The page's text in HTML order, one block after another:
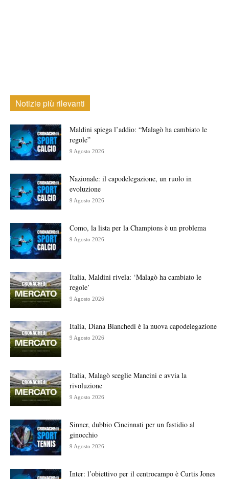
Notizie più rilevanti
Maldini spiega l’addio: “Malagò ha cambiato le
regole”
9 Agosto 2026
Nazionale: il capodelegazione, un ruolo in
evoluzione
9 Agosto 2026
Como, la lista per la Champions è un problema
9 Agosto 2026
Italia, Maldini rivela: ‘Malagò ha cambiato le
regole’
9 Agosto 2026
Italia, Diana Bianchedi è la nuova capodelegazione
9 Agosto 2026
Italia, Malagò sceglie Mancini e avvia la
rivoluzione
9 Agosto 2026
Sinner, dubbio Cincinnati per un fastidio al
ginocchio
9 Agosto 2026
Inter: l’obiettivo per il centrocampo è Curtis Jones